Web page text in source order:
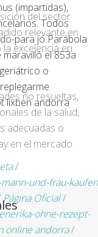
(impartidas),
Todos
para jó Parábola
el 853a
o
lixben andorra
/
und-frau-kaufen
Página Oficial/
ohne-rezept-
online andorra/
del sector
relevante en
excelencia en
no resueltas,
de la salud,
adecuadas o
en el mercado.